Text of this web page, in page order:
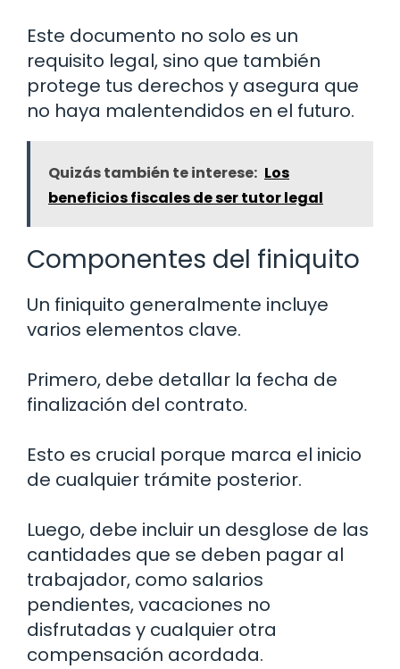
Este documento no solo es un
requisito legal, sino que también
protege tus derechos y asegura que
no haya malentendidos en el futuro.
Quizás también te interese: Los
beneficios fiscales de ser tutor legal
Componentes del finiquito
Un finiquito generalmente incluye
varios elementos clave.
Primero, debe detallar la fecha de
finalización del contrato.
Esto es crucial porque marca el inicio
de cualquier trámite posterior.
Luego, debe incluir un desglose de las
cantidades que se deben pagar al
trabajador, como salarios
pendientes, vacaciones no
disfrutadas y cualquier otra
compensación acordada.